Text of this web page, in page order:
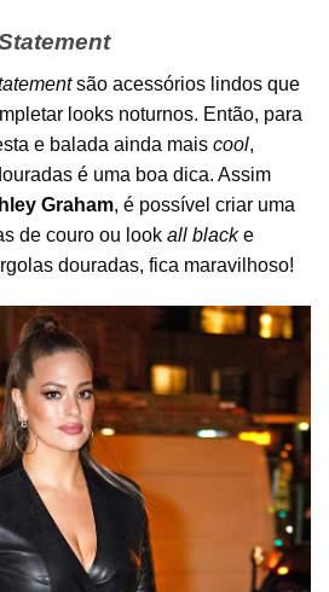
são acessórios lindos que
looks noturnos. Então, para
e balada ainda mais cool,
é uma boa dica. Assim
Graham, é possível criar uma
de couro ou look all blacke
douradas, fica maravilhoso!